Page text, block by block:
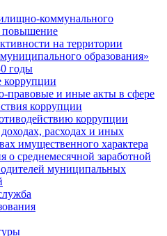
коммунального
повышение
на территории
образования»
годы
коррупции
правовые и иные акты в сфере
коррупции
коррупции
расходах и иных
имущественного характера
о среднемесячной заработной
муниципальных